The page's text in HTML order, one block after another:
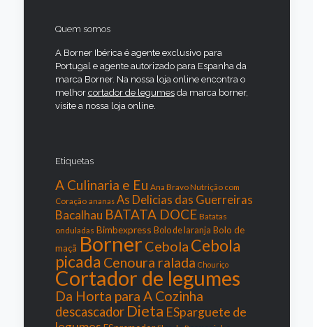
Quem somos
A Borner Ibérica é agente exclusivo para
Portugal e agente autorizado para Espanha da
marca Borner. Na nossa loja online encontra o
melhor cortador de legumesda marca borner,
visite a nossa loja online.
Etiquetas
A Culinaria e Eu Ana Bravo Nutrição com
Coração ananas As Delicias das Guerreiras
Bacalhau BATATA DOCE Batatas
onduladas Bimbexpress Bolo de laranja Bolo de
maçã Borner Cebola Cebola
picada Cenoura ralada Chouriço
Cortador de legumes
Da Horta para A Cozinha
descascador Dieta ESparguete de